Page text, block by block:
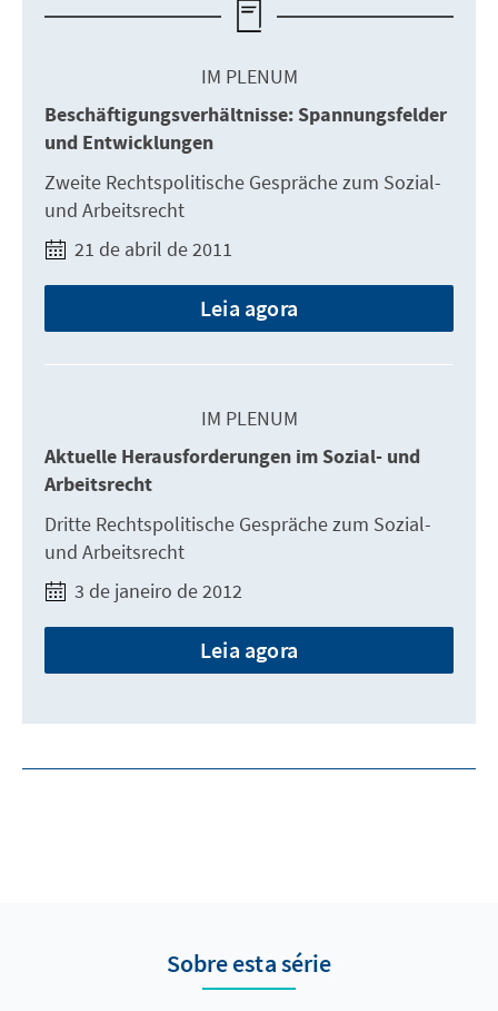
IM PLENUM
Beschäftigungsverhältnisse: Spannungsfelder
und Entwicklungen
Zweite Rechtspolitische Gespräche zum Sozial-
und Arbeitsrecht
21 de abril de 2011
Leia agora
IM PLENUM
Aktuelle Herausforderungen im Sozial- und
Arbeitsrecht
Dritte Rechtspolitische Gespräche zum Sozial-
und Arbeitsrecht
3 de janeiro de 2012
Leia agora
Sobre esta série